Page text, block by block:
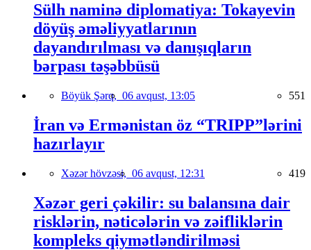
Sülh naminə diplomatiya: Tokayevin
döyüş əməliyyatlarının
dayandırılması və danışıqların
bərpası təşəbbüsü
Böyük Şərq, 06 avqust, 13:05 551
İran və Ermənistan öz “TRIPP”lərini
hazırlayır
Xəzər hövzəsi, 06 avqust, 12:31 419
Xəzər geri çəkilir: su balansına dair
risklərin, nəticələrin və zəifliklərin
kompleks qiymətləndirilməsi